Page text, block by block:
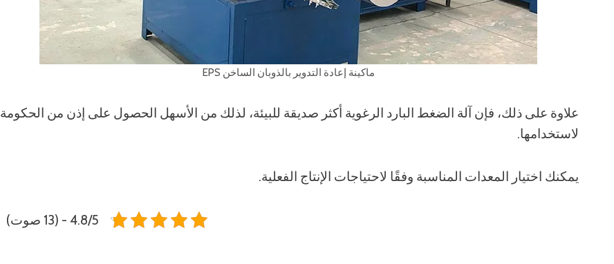
ماكينة إعادة التدوير بالذوبان الساخن EPS
علاوة على ذلك، فإن آلة الضغط البارد الرغوية أكثر صديقة للبيئة، لذلك من الأسهل الحصول على إذن من الحكومة
لاستخدامها.
يمكنك اختيار المعدات المناسبة وفقًا لاحتياجات الإنتاج الفعلية.
4.8/5 - (13 صوت)